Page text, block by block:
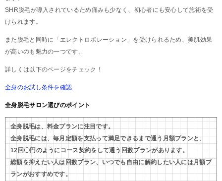
SHR脱毛が導入されているため痛みも少なく、初心者にも安心して施術を受
けられます。
また脱毛と同時に「エレクトロポレーション」を受けられるため、美肌効果
が高いのも魅力の一つです。
詳しくは以下のページをチェック！
全身のお試し条件を確認
全身脱毛サロン選びのポイント
全身脱毛は、料金プランに注目です。
全身脱毛には、毎月定額を支払って満足できるまで通う月額プランと、
12回〇円のようにコース契約をして通う回数プランがあります。
総額を抑えたい人は回数プラン、いつでも自由に解約したい人には月額プ
ランがおすすめです。